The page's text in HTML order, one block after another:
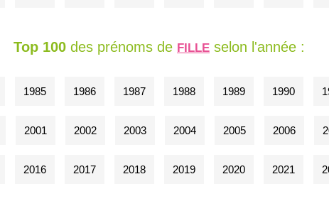
Top 100 des prénoms de FILLE selon l'année :
1985 1986 1987 1988 1989 1990
2001 2002 2003 2004 2005 2006
2016 2017 2018 2019 2020 2021